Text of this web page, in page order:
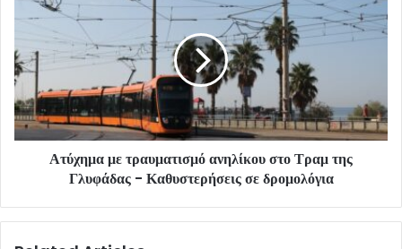
Ατύχημα με τραυματισμό ανηλίκου στο Τραμ της
Γλυφάδας - Καθυστερήσεις σε δρομολόγια